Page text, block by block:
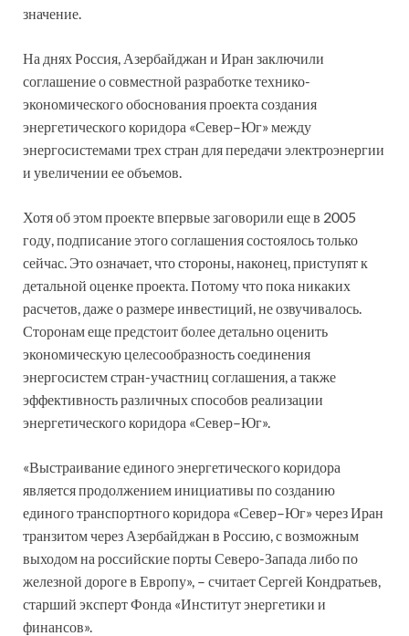
значение.
На днях Россия, Азербайджан и Иран заключили
соглашение о совместной разработке технико-
экономического обоснования проекта создания
энергетического коридора «Север–Юг» между
энергосистемами трех стран для передачи электроэнергии
и увеличении ее объемов.
Хотя об этом проекте впервые заговорили еще в 2005
году, подписание этого соглашения состоялось только
сейчас. Это означает, что стороны, наконец, приступят к
детальной оценке проекта. Потому что пока никаких
расчетов, даже о размере инвестиций, не озвучивалось.
Сторонам еще предстоит более детально оценить
экономическую целесообразность соединения
энергосистем стран-участниц соглашения, а также
эффективность различных способов реализации
энергетического коридора «Север–Юг».
«Выстраивание единого энергетического коридора
является продолжением инициативы по созданию
единого транспортного коридора «Север–Юг» через Иран
транзитом через Азербайджан в Россию, с возможным
выходом на российские порты Северо-Запада либо по
железной дороге в Европу», – считает Сергей Кондратьев,
старший эксперт Фонда «Институт энергетики и
финансов».